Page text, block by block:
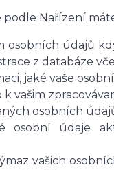
podle Nařízení
osobních údajů
z databáze
jaké vaše
vašim
osobních
osobní údaje
vašich